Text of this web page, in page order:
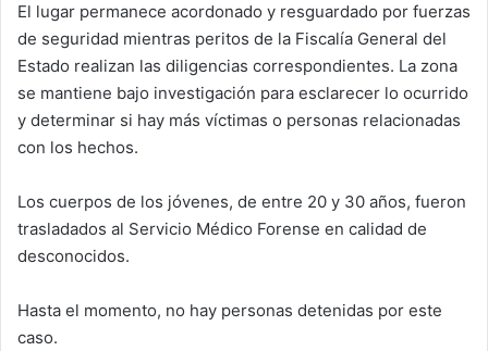
El lugar permanece acordonado y resguardado por fuerzas
de seguridad mientras peritos de la Fiscalía General del
Estado realizan las diligencias correspondientes. La zona
se mantiene bajo investigación para esclarecer lo ocurrido
y determinar si hay más víctimas o personas relacionadas
con los hechos.
Los cuerpos de los jóvenes, de entre 20 y 30 años, fueron
trasladados al Servicio Médico Forense en calidad de
desconocidos.
Hasta el momento, no hay personas detenidas por este
caso.